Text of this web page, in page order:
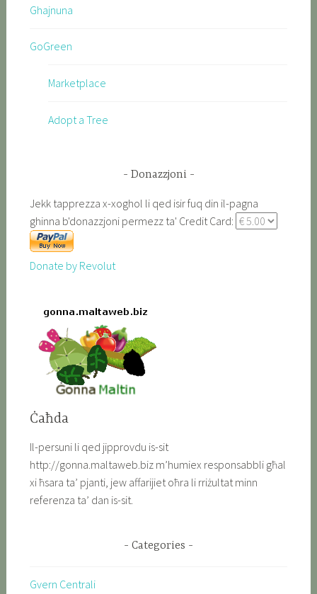
Ghajnuna
GoGreen
Marketplace
Adopt a Tree
Donazzjoni
Jekk tapprezza x-xoghol li qed isir fuq din il-pagna
ghinna b'donazzjoni permezz ta' Credit Card:
Donate by Revolut
Ċaħda
Il-persuni li qed jipprovdu is-sit
http://gonna.maltaweb.biz m’humiex responsabbli għal
xi ħsara ta’ pjanti, jew affarijiet oħra li rriżultat minn
referenza ta’ dan is-sit.
Categories
Gvern Centrali